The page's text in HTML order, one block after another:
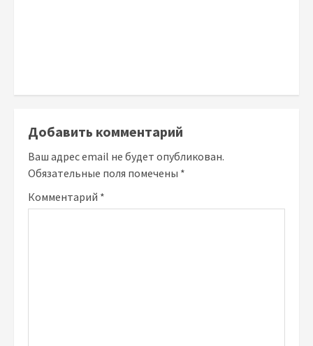
Добавить комментарий
Ваш адрес email не будет опубликован.
Обязательные поля помечены *
Комментарий *